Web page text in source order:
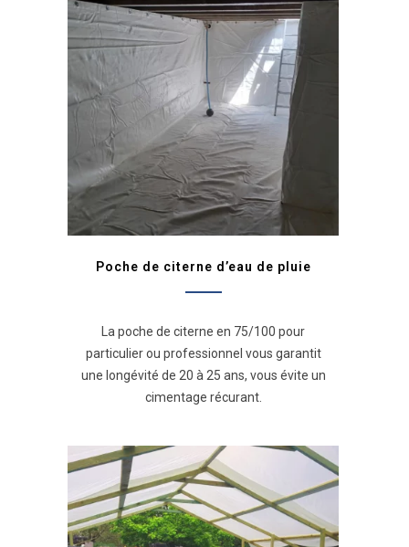
Poche de citerne d’eau de pluie
La poche de citerne en 75/100 pour
particulier ou professionnel vous garantit
une longévité de 20 à 25 ans, vous évite un
cimentage récurant.